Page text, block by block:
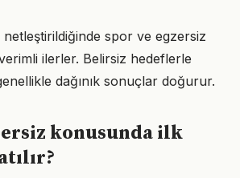
spor ve egzersiz
ilerler. Belirsiz hedeflerle
dağınık sonuçlar doğurur.
konusunda ilk